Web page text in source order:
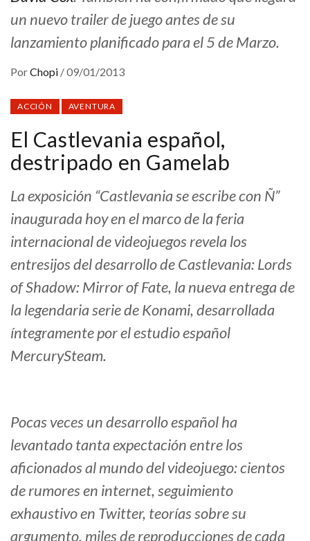
un nuevo trailer de juego antes de su
lanzamiento planificado para el 5 de Marzo.
PorChopi /09/01/2013
ACCIÓN AVENTURA
El Castlevania español,
destripado en Gamelab
La exposición “Castlevania se escribe con Ñ”
inaugurada hoy en el marco de la feria
internacional de videojuegos revela los
entresijos del desarrollo de Castlevania: Lords
of Shadow: Mirror of Fate, la nueva entrega de
la legendaria serie de Konami, desarrollada
íntegramente por el estudio español
MercurySteam.
Pocas veces un desarrollo español ha
levantado tanta expectación entre los
aficionados al mundo del videojuego: cientos
de rumores en internet, seguimiento
exhaustivo en Twitter, teorías sobre su
argumento, miles de reproducciones de cada